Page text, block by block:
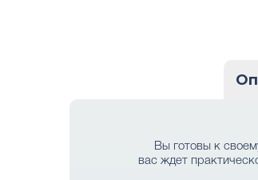
Вы готовы к
вас ждет